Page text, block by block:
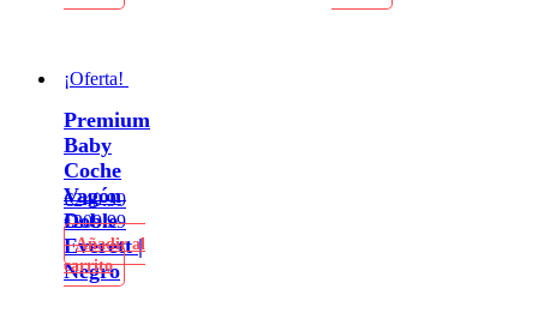
¡Oferta!
Premium
Baby
Coche
Vagón
Doble
Everett |
Negro
€249.99
€209.99
Añadir al
carrito